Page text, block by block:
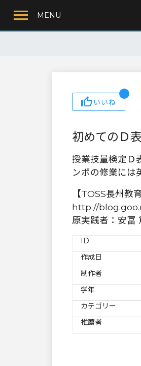
MENU
いいね
初めてのＤ
授業技量検定Ｄ
ンポの修業には
【TOSS長州教
http://
原実践者：安
ID
作成日
制作者
学年
カテゴリー
推薦者